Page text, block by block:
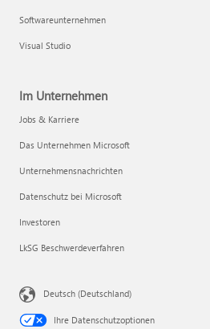
Softwareunternehmen
Visual Studio
Im Unternehmen
Jobs & Karriere
Das Unternehmen Microsoft
Unternehmensnachrichten
Datenschutz bei Microsoft
Investoren
LkSG Beschwerdeverfahren
Deutsch (Deutschland)
Ihre Datenschutzoptionen